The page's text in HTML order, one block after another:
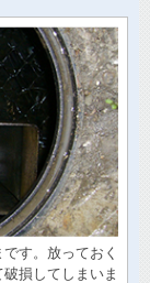
す。放っておく
損してしまいま